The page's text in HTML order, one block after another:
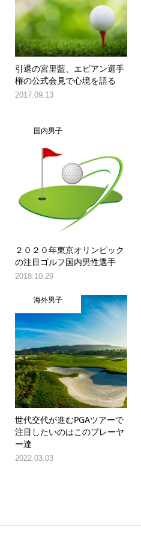
引退の宮里藍、エビアン選手
権の公式会見で心境を語る
2017.09.13
国内男子
２０２０年東京オリンピック
の注目ゴルフ国内男性選手
2018.10.29
海外男子
世代交代が進むPGAツアーで
注目したいのはこのプレーヤ
ー達
2022.03.03